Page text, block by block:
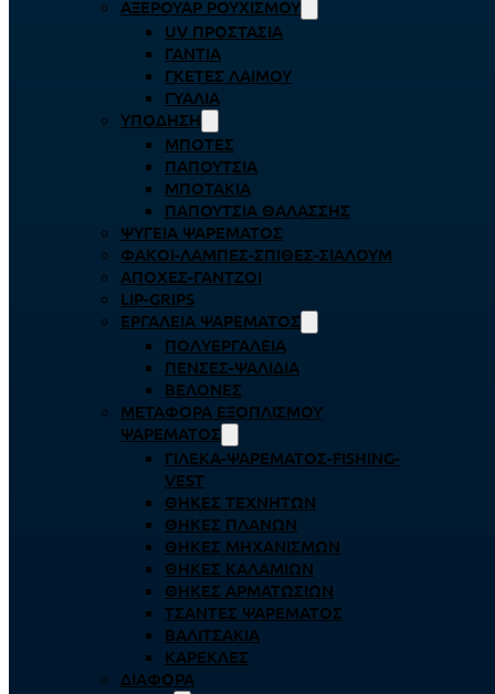
ΑΞΕΡΟΥΆΡ ΡΟΥΧΙΣΜΟΎ
UV ΠΡΟΣΤΑΣΊΑ
ΓΆΝΤΙΑ
ΓΚΈΤΕΣ ΛΑΊΜΟΥ
ΓΥΑΛΙΆ
ΥΠΌΔΗΣΗ
ΜΠΌΤΕΣ
ΠΑΠΟΎΤΣΙΑ
ΜΠΟΤΆΚΙΑ
ΠΑΠΟΎΤΣΙΑ ΘΑΛΆΣΣΗΣ
ΨΥΓΕΊΑ ΨΑΡΈΜΑΤΟΣ
ΦΑΚΟΊ-ΛΆΜΠΕΣ-ΣΠΊΘΕΣ-ΣΊΑΛΟΥΜ
ΑΠΌΧΕΣ-ΓΆΝΤΖΟΙ
LIP-GRIPS
EΡΓΑΛΕΊΑ ΨΑΡΈΜΑΤΟΣ
ΠΟΛΥΕΡΓΑΛΕΊΑ
ΠΈΝΣΕΣ-ΨΑΛΊΔΙΑ
ΒΕΛΌΝΕΣ
ΜΕΤΑΦΟΡΆ ΕΞΟΠΛΙΣΜΟΎ
ΨΑΡΈΜΑΤΟΣ
ΓΙΛΈΚΑ-ΨΑΡΈΜΑΤΟΣ-FISHING-
VEST
ΘΉΚΕΣ ΤΕΧΝΗΤΏΝ
ΘΉΚΕΣ ΠΛΆΝΩΝ
ΘΉΚΕΣ ΜΗΧΑΝΙΣΜΏΝ
ΘΉΚΕΣ ΚΑΛΑΜΙΏΝ
ΘΉΚΕΣ ΑΡΜΑΤΩΣΙΏΝ
ΤΣΆΝΤΕΣ ΨΑΡΈΜΑΤΟΣ
ΒΑΛΙΤΣΆΚΙΑ
ΚΑΡΈΚΛΕΣ
ΔΙΆΦΟΡΑ